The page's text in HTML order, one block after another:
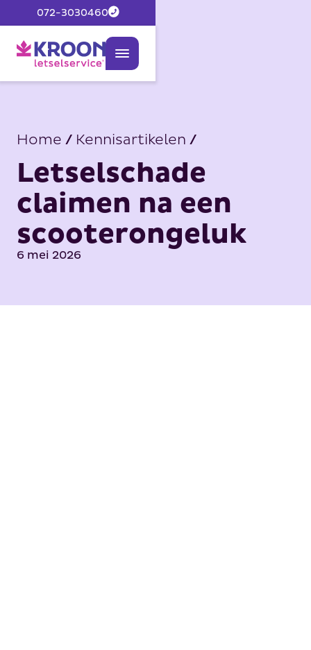
072-3030460
Home / Kennisartikelen /
Letselschade
claimen na een
scooterongeluk
6 mei 2026